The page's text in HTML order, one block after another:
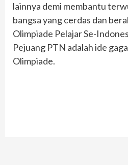
lainnya demi membantu
bangsa yang cerdas dan
Olimpiade Pelajar Se-
Pejuang PTN adalah ide
Olimpiade.